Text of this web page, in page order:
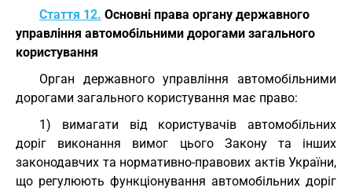
Стаття 12. Основні права органу державного
управління автомобільними дорогами загального
користування
Орган державного управління автомобільними
дорогами загального користування має право:
1) вимагати від користувачів автомобільних
доріг виконання вимог цього Закону та інших
законодавчих та нормативно-правових актів України,
що регулюють функціонування автомобільних доріг